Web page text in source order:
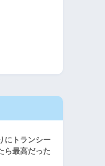
にトランシー
ら最高だった